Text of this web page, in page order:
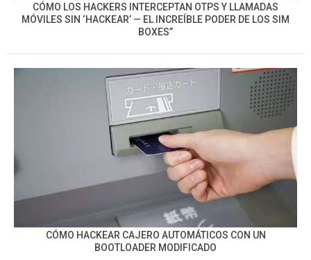
CÓMO LOS HACKERS INTERCEPTAN OTPS Y LLAMADAS
MÓVILES SIN ‘HACKEAR’ — EL INCREÍBLE PODER DE LOS SIM
BOXES”
CÓMO HACKEAR CAJERO AUTOMÁTICOS CON UN
BOOTLOADER MODIFICADO